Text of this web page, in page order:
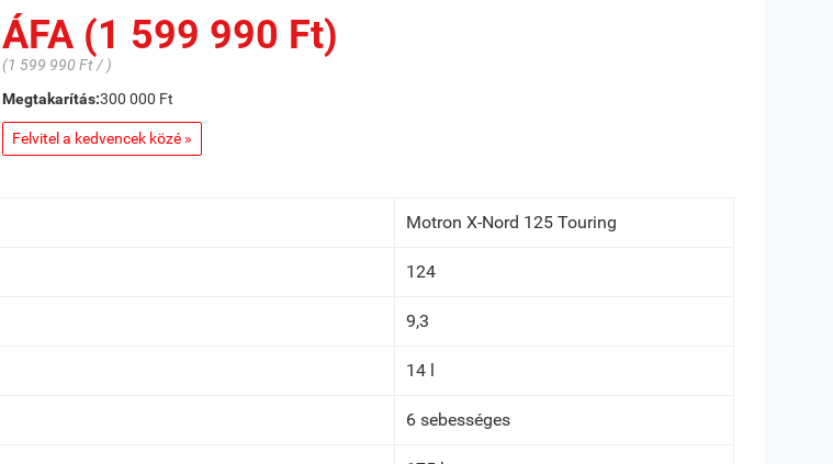
ÁFA (1 599 990 Ft)
(1 599 990 Ft / )
Megtakarítás:300 000 Ft
Felvitel a kedvencek közé »
Motron X-Nord 125 Touring
124
9,3
14 l
6 sebességes